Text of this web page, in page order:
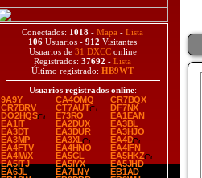
Conectados: 1018 - Mapa - Lista
106 Usuarios - 912 Visitantes
Usuarios de 31 DXCConline
Registrados: 37692 - Lista
Último registrado: HB9WT
Usuarios registrados online:
9A9Y
CA4OMQ
CR7BQX
CR7BRV
CT7AUT
DF7NX
DO2HQS
E73RO
EA1EAN
EA1IT
EA2DUX
EA3BL
EA3DT
EA3DUR
EA3HJO
EA3MP
EA3XL
EA4D
EA4FTV
EA4HNO
EA4IFN
EA4IWX
EA5GL
EA5HKZ
EA5ITJ
EA5IYX
EA5JHD
EA6JL
EA7LNY
EB1AD